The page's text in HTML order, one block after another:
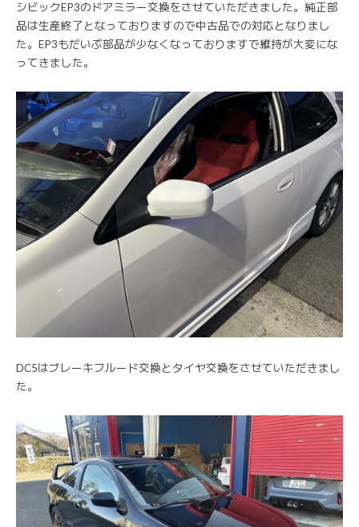
シビックEP3のドアミラー交換をさせていただきました。純正部
品は生産終了となっておりますので中古品での対応となりまし
た。EP3もだいぶ部品が少なくなっておりますで維持が大変にな
ってきました。
DC5はブレーキフルード交換とタイヤ交換をさせていただきまし
た。